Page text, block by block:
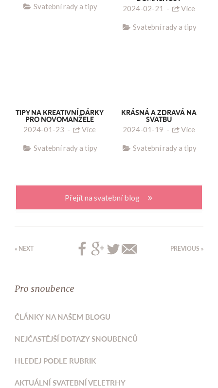
Svatební rady a tipy 2024-02-21 - Více
Svatební rady a tipy
TIPY NA KREATIVNÍ DÁRKY
PRO NOVOMANŽELE
2024-01-23 - Více
Svatební rady a tipy
KRÁSNÁ A ZDRAVÁ NA
SVATBU
2024-01-19 - Více
Svatební rady a tipy
Přejít na svatební blog
« NEXT PREVIOUS »
Pro snoubence
ČLÁNKY NA NAŠEM BLOGU
NEJČASTĚJŠÍ DOTAZY SNOUBENCŮ
HLEDEJ PODLE RUBRIK
AKTUÁLNÍ SVATEBNÍ VELETRHY